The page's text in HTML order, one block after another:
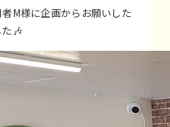
M様に企画からお願いした
🎶